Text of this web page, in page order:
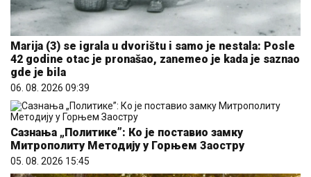
Marija (3) se igrala u dvorištu i samo je nestala: Posle
42 godine otac je pronašao, zanemeo je kada je saznao
gde je bila
06. 08. 2026 09:39
Сазнања „Политике”: Ко је поставио замку
Митрополиту Методију у Горњем Заостру
05. 08. 2026 15:45